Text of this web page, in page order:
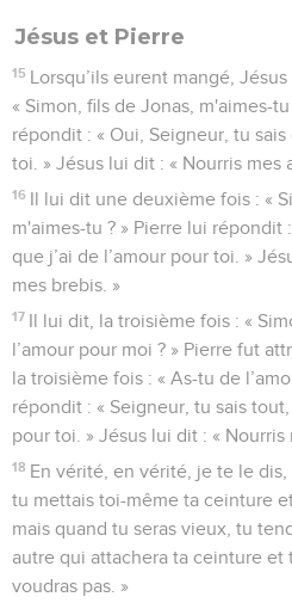
Jésus et Pierre
15 Lorsqu’ils eurent mangé,
« Simon, fils de Jonas, m'aimes-
répondit : « Oui, Seigneur, tu sais
toi. » Jésus lui dit : « Nourris mes
16 Il lui dit une deuxième fois : «
m'aimes-tu ? » Pierre lui répondit
que j’ai de l’amour pour toi. »
mes brebis. »
17 Il lui dit, la troisième fois : «
l’amour pour moi ? » Pierre fut
la troisième fois : « As-tu de
répondit : « Seigneur, tu sais
pour toi. » Jésus lui dit : « Nourris
18 En vérité, en vérité, je te le
tu mettais toi-même ta ceinture
mais quand tu seras vieux, tu
autre qui attachera ta ceinture et
voudras pas. »